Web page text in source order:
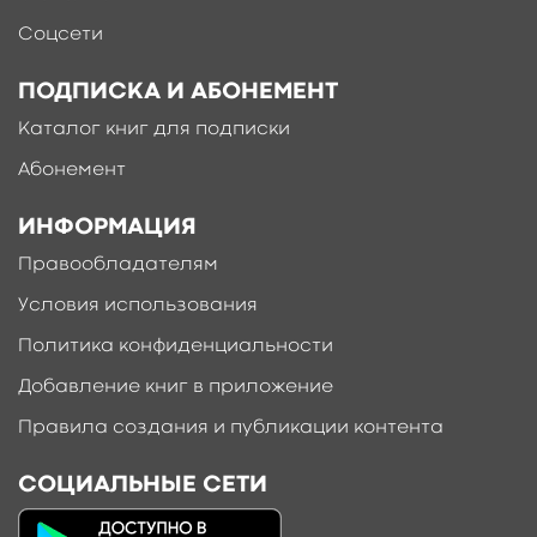
Соцсети
ПОДПИСКА И АБОНЕМЕНТ
Каталог книг для подписки
Абонемент
ИНФОРМАЦИЯ
Правообладателям
Условия использования
Политика конфиденциальности
Добавление книг в приложение
Правила создания и публикации контента
СОЦИАЛЬНЫЕ СЕТИ